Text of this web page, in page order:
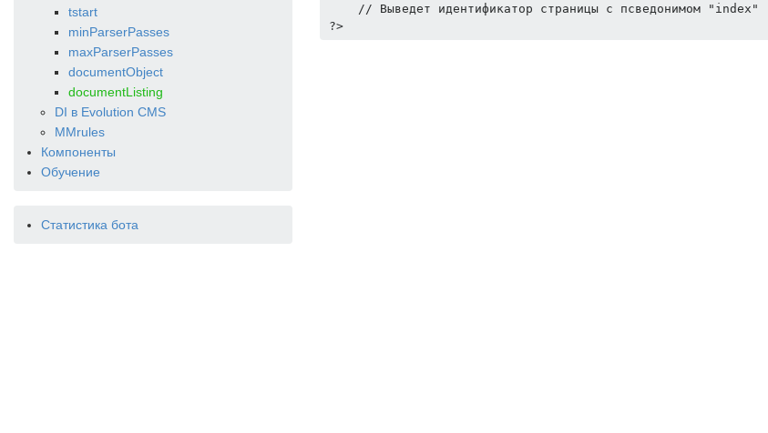
tstart
minParserPasses
maxParserPasses
documentObject
documentListing
DI в Evolution CMS
MMrules
Компоненты
Обучение
Статистика бота
    // Выведет идентификатор страницы с псведонимом "index"
?>